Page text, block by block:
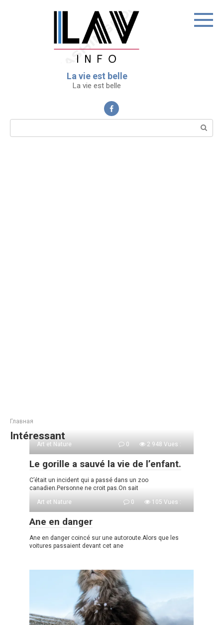
La vie est belle
La vie est belle
Поиск:
Главная
Intéressant
Art et Nature 0 2 948 Vues :
Le gorille a sauvé la vie de l’enfant.
C’était un incident qui a passé dans un zoo
canadien.Personne ne croit pas.On sait
Art et Nature
0 105 Vues :
Ane en danger
Ane en danger coincé sur une autoroute.Alors que les
voitures passaient devant cet ane